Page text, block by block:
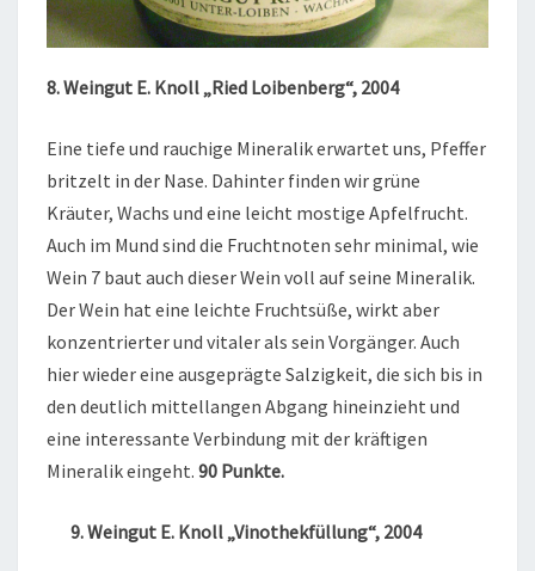
8. Weingut E. Knoll „Ried Loibenberg“, 2004
Eine tiefe und rauchige Mineralik erwartet uns, Pfeffer
britzelt in der Nase. Dahinter finden wir grüne
Kräuter, Wachs und eine leicht mostige Apfelfrucht.
Auch im Mund sind die Fruchtnoten sehr minimal, wie
Wein 7 baut auch dieser Wein voll auf seine Mineralik.
Der Wein hat eine leichte Fruchtsüße, wirkt aber
konzentrierter und vitaler als sein Vorgänger. Auch
hier wieder eine ausgeprägte Salzigkeit, die sich bis in
den deutlich mittellangen Abgang hineinzieht und
eine interessante Verbindung mit der kräftigen
Mineralik eingeht. 90 Punkte.
9. Weingut E. Knoll „Vinothekfüllung“, 2004